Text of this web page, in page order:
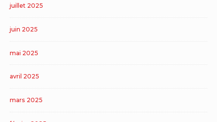
juillet 2025
juin 2025
mai 2025
avril 2025
mars 2025